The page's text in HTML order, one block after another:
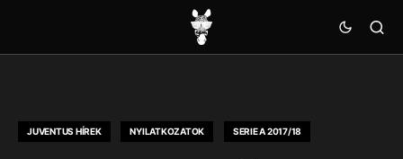
JUVENTUS HÍREK NYILATKOZATOK SERIE A 2017/18